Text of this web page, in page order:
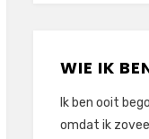
WIE IK
Ik ben ooit
omdat ik